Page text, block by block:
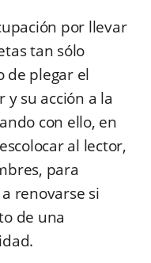
por llevar
tan sólo
de plegar el
y su acción a la
con ello, en
al lector,
para
renovarse si
de una